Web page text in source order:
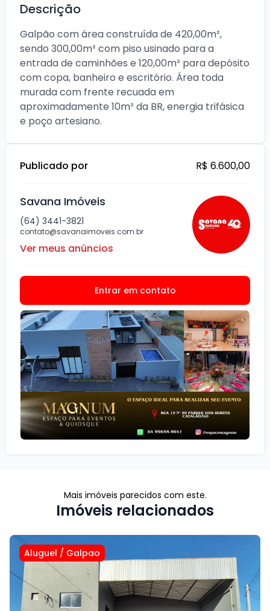
Descrição
Galpão com área construída de 420,00m²,
sendo 300,00m² com piso usinado para a
entrada de caminhões e 120,00m² para depósito
com copa, banheiro e escritório. Área toda
murada com frente recuada em
aproximadamente 10m² da BR, energia trifásica
e poço artesiano.
Publicado por R$ 6.600,00
Savana Imóveis
(64) 3441-3821
contato@savanaimoveis.com.br
Ver meus anúncios
Entrar em contato
Mais imóveis parecidos com este.
Imóveis relacionados
Aluguel / Galpao